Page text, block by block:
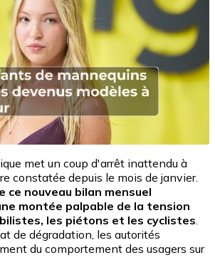
met un coup d'arrêt inattendu à
constatée depuis le mois de janvier.
ce nouveau bilan mensuel
montée palpable de la tension
les piétons et les cyclistes
de dégradation, les autorités
du comportement des usagers sur